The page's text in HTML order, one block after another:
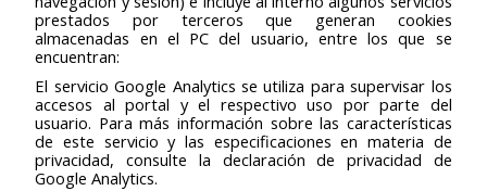
prestados por terceros que generan cookies
almacenadas en el PC del usuario, entre los que se
encuentran:
El servicio Google Analytics se utiliza para supervisar los
accesos al portal y el respectivo uso por parte del
usuario. Para más información sobre las características
de este servicio y las especificaciones en materia de
privacidad, consulte la declaración de privacidad de
Google Analytics.